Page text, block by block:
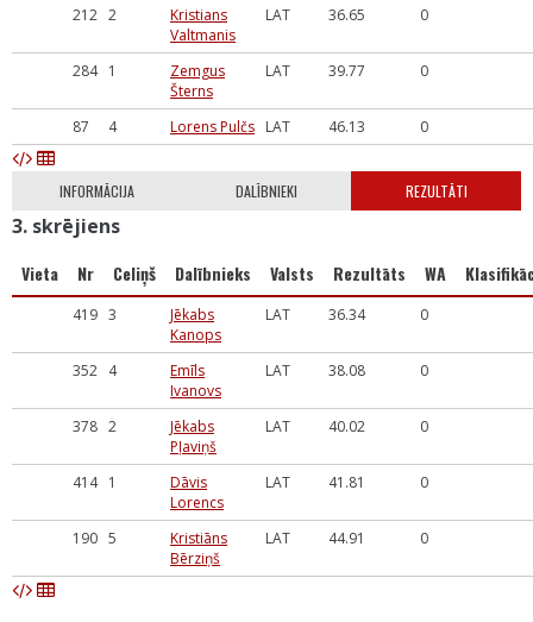
212 2
Kristians
Valtmanis
LAT 36.65 0
284 1
Zemgus
Šterns
LAT 39.77 0
87 4 Lorens Pulčs LAT 46.13 0
INFORMĀCIJA DALĪBNIEKI REZULTĀTI
3. skrējiens
Vieta Nr Celiņš Dalībnieks Valsts Rezultāts WA
419 3
Jēkabs
Kanops
LAT 36.34 0
352 4
Emīls
Ivanovs
LAT 38.08 0
378 2
Jēkabs
Pļaviņš
LAT 40.02 0
414 1
Dāvis
Lorencs
LAT 41.81 0
190 5
Kristiāns
Bērziņš
LAT 44.91 0